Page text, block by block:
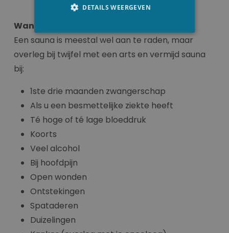
Wanneer een sauna vermijden?
Een sauna is meestal wel aan te raden, maar
overleg bij twijfel met een arts en vermijd sauna
bij:
1ste drie maanden zwangerschap
Als u een besmettelijke ziekte heeft
Té hoge of té lage bloeddruk
Koorts
Veel alcohol
Bij hoofdpijn
Open wonden
Ontstekingen
Spataderen
Duizelingen
DETAILS WEERGEVEN